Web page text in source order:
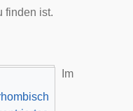
finden ist.
Im